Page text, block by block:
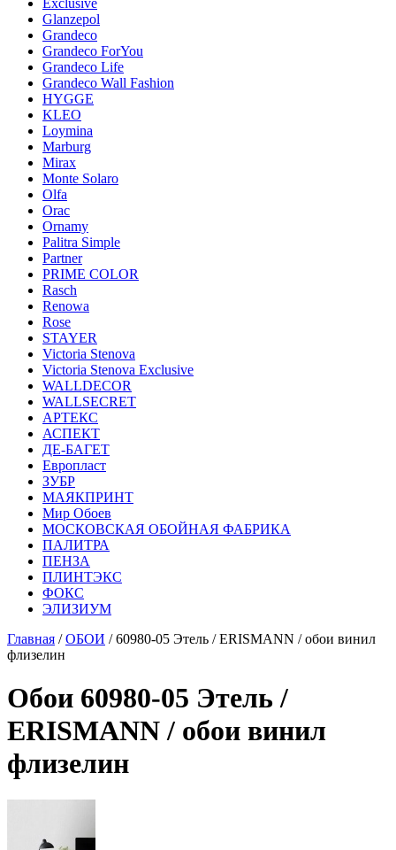
Exclusive
Glanzepol
Grandeco
Grandeco ForYou
Grandeco Life
Grandeco Wall Fashion
HYGGE
KLEO
Loymina
Marburg
Mirax
Monte Solaro
Olfa
Orac
Ornamy
Palitra Simple
Partner
PRIME COLOR
Rasch
Renowa
Rose
STAYER
Victoria Stenova
Victoria Stenova Exclusive
WALLDECOR
WALLSECRET
АРТЕКС
АСПЕКТ
ДЕ-БАГЕТ
Европласт
ЗУБР
МАЯКПРИНТ
Мир Обоев
МОСКОВСКАЯ ОБОЙНАЯ ФАБРИКА
ПАЛИТРА
ПЕНЗА
ПЛИНТЭКС
ФОКС
ЭЛИЗИУМ
Главная /ОБОИ / 60980-05 Этель / ERISMANN / обои винил
флизелин
Обои 60980-05 Этель /
ERISMANN / обои винил
флизелин